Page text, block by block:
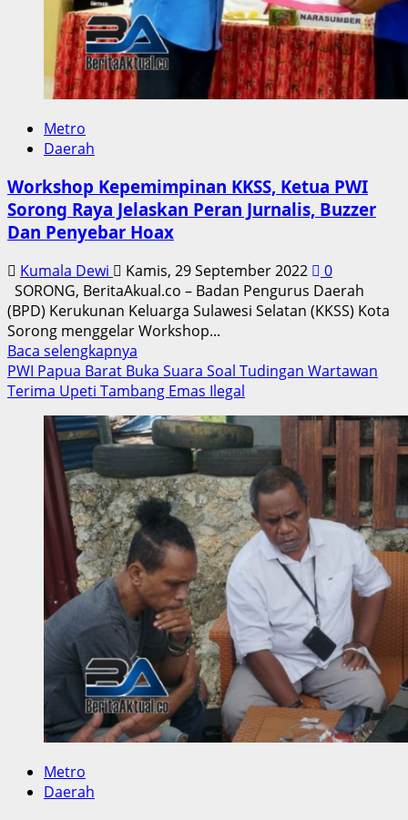
Metro
Daerah
Workshop Kepemimpinan KKSS, Ketua PWI
Sorong Raya Jelaskan Peran Jurnalis, Buzzer
Dan Penyebar Hoax
Kumala Dewi Kamis, 29 September 2022
0
SORONG, BeritaAkual.co – Badan Pengurus Daerah
(BPD) Kerukunan Keluarga Sulawesi Selatan (KKSS) Kota
Sorong menggelar Workshop...
Baca selengkapnya
more
about
Kepemimpinan
KKSS,
Ketua
PWI
Sorong
Raya
Jelaskan
Peran
Jurnalis,
Buzzer
Dan
Penyebar
Hoax
PWI Papua Barat Buka Suara Soal Tudingan Wartawan
Terima Upeti Tambang Emas Ilegal
Metro
Daerah